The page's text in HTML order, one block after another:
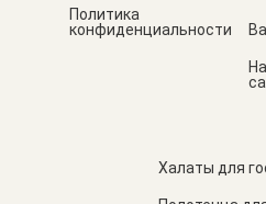
Политика
конфиденциальности
Халаты для